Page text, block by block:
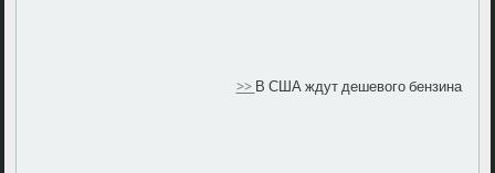
>>В США ждут дешевого бензина